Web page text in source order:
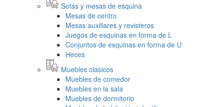
Sofás y mesas de esquina
Mesas de centro
Mesas auxiliares y revisteros
Juegos de esquinas en forma de L
Conjuntos de esquinas en forma de U
Heces
Muebles clasicos
Muebles de comedor
Muebles en la sala
Muebles de dormitorio